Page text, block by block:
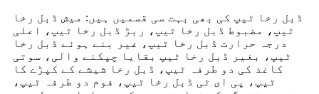
ڈبل رخا ٹیپ کی بھی بہت سی قسمیں ہیں: میش ڈبل رخا
ٹیپ، مضبوط ڈبل رخا ٹیپ، ربڑ ڈبل رخا ٹیپ، اعلی
درجہ حرارت ڈبل رخا ٹیپ، غیر بنے ہوئے ڈبل رخا
ٹیپ، بغیر ڈبل رخا ٹیپ بقایا چپکنے والی، سوتی
کاغذ کی دو طرفہ ٹیپ، ڈبل رخا شیشے کے کپڑے کا
ٹیپ، پی ای ٹی ڈبل رخا ٹیپ، فوم دو طرفہ ٹیپ،